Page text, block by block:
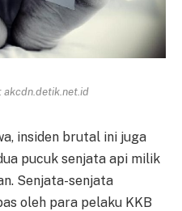
akcdn.detik.net.id
insiden brutal ini juga
pucuk senjata api milik
Senjata-senjata
oleh para pelaku KKB